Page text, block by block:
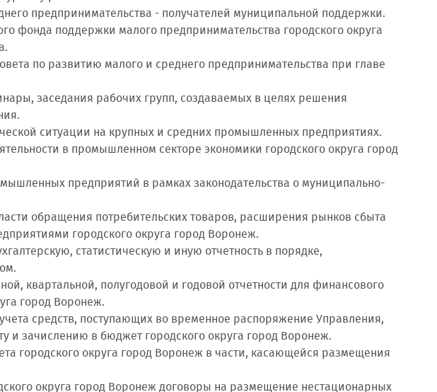
предпринимательства - получателей муниципальной поддержки.
фонда поддержки малого предпринимательства городского округа
по развитию малого и среднего предпринимательства при главе
заседания рабочих групп, создаваемых в целях решения
ситуации на крупных и средних промышленных предприятиях.
в промышленном секторе экономики городского округа город
предприятий в рамках законодательства о муниципально-
обращения потребительских товаров, расширения рынков сбыта
городского округа город Воронеж.
статистическую и иную отчетность в порядке,
квартальной, полугодовой и годовой отчетности для финансового
город Воронеж.
средств, поступающих во временное распоряжение Управления,
и зачислению в бюджет городского округа город Воронеж.
городского округа город Воронеж в части, касающейся размещения
округа город Воронеж договоры на размещение нестационарных